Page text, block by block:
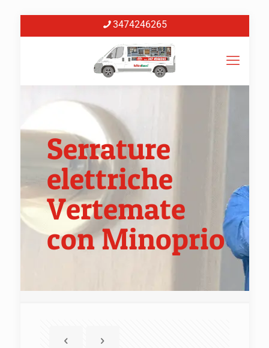
3474246265
Serrature
elettriche
Vertemate
con Minoprio